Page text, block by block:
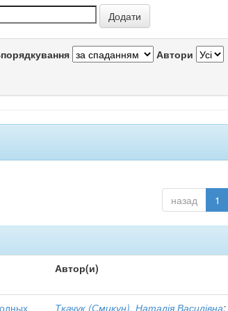
Автори
назад 1
Автор(и)
Ткачук (Смикун), Наталія Василівна;